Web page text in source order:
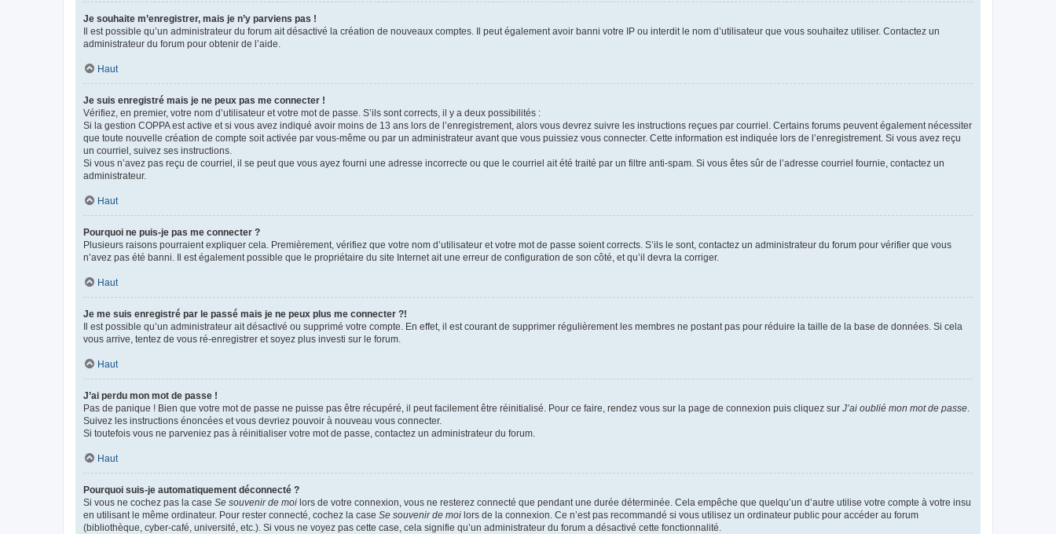
Je souhaite m’enregistrer, mais je n’y parviens pas !
Il est possible qu’un administrateur du forum ait désactivé la création de nouveaux comptes. Il peut également avoir banni votre IP ou interdit le nom d’utilisateur que vous souhaitez utiliser. Contactez un
administrateur du forum pour obtenir de l’aide.
Haut
Je suis enregistré mais je ne peux pas me connecter !
Vérifiez, en premier, votre nom d’utilisateur et votre mot de passe. S’ils sont corrects, il y a deux possibilités :
Si la gestion COPPA est active et si vous avez indiqué avoir moins de 13 ans lors de l’enregistrement, alors vous devrez suivre les instructions reçues par courriel. Certains forums peuvent également nécessiter
que toute nouvelle création de compte soit activée par vous-même ou par un administrateur avant que vous puissiez vous connecter. Cette information est indiquée lors de l’enregistrement. Si vous avez reçu
un courriel, suivez ses instructions.
Si vous n’avez pas reçu de courriel, il se peut que vous ayez fourni une adresse incorrecte ou que le courriel ait été traité par un filtre anti-spam. Si vous êtes sûr de l’adresse courriel fournie, contactez un
administrateur.
Haut
Pourquoi ne puis-je pas me connecter ?
Plusieurs raisons pourraient expliquer cela. Premièrement, vérifiez que votre nom d’utilisateur et votre mot de passe soient corrects. S’ils le sont, contactez un administrateur du forum pour vérifier que vous
n’avez pas été banni. Il est également possible que le propriétaire du site Internet ait une erreur de configuration de son côté, et qu’il devra la corriger.
Haut
Je me suis enregistré par le passé mais je ne peux plus me connecter ?!
Il est possible qu’un administrateur ait désactivé ou supprimé votre compte. En effet, il est courant de supprimer régulièrement les membres ne postant pas pour réduire la taille de la base de données. Si cela
vous arrive, tentez de vous ré-enregistrer et soyez plus investi sur le forum.
Haut
J’ai perdu mon mot de passe !
Pas de panique ! Bien que votre mot de passe ne puisse pas être récupéré, il peut facilement être réinitialisé. Pour ce faire, rendez vous sur la page de connexion puis cliquez sur J’ai oublié mon mot de passe
Suivez les instructions énoncées et vous devriez pouvoir à nouveau vous connecter.
Si toutefois vous ne parveniez pas à réinitialiser votre mot de passe, contactez un administrateur du forum.
Haut
Pourquoi suis-je automatiquement déconnecté ?
Si vous ne cochez pas la case Se souvenir de moi lors de votre connexion, vous ne resterez connecté que pendant une durée déterminée. Cela empêche que quelqu’un d’autre utilise votre compte à votre insu
en utilisant le même ordinateur. Pour rester connecté, cochez la case Se souvenir de moi lors de la connexion. Ce n’est pas recommandé si vous utilisez un ordinateur public pour accéder au forum
(bibliothèque, cyber-café, université, etc.). Si vous ne voyez pas cette case, cela signifie qu’un administrateur du forum a désactivé cette fonctionnalité.